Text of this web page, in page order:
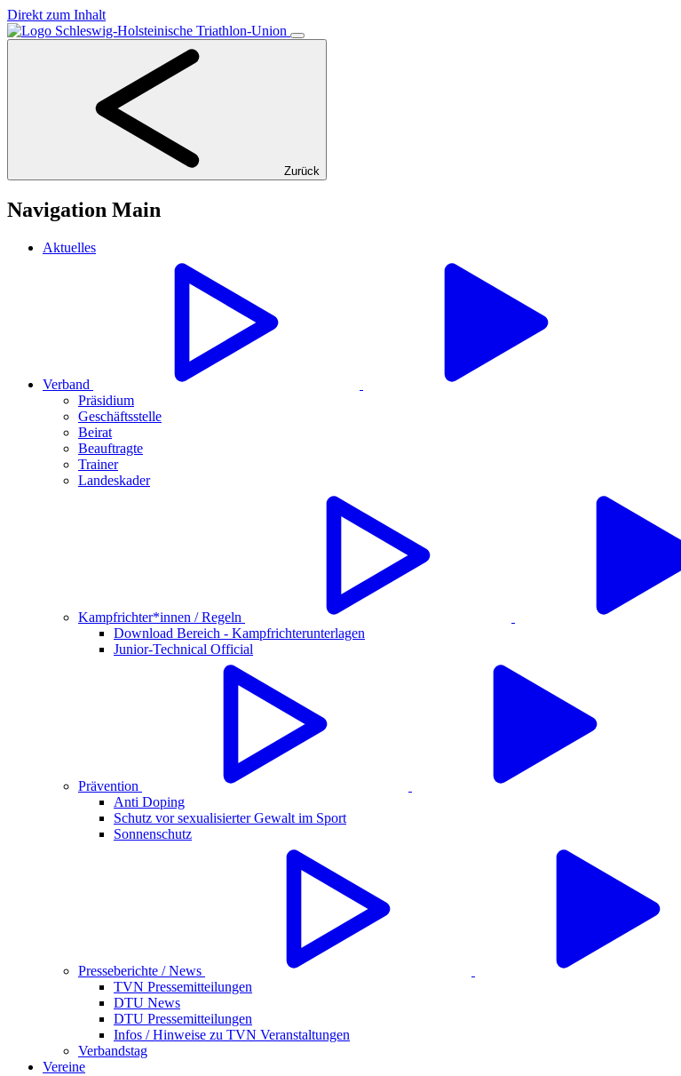
Direkt zum Inhalt
Zurück
Navigation Main
Aktuelles
Verband
Präsidium
Geschäftsstelle
Beirat
Beauftragte
Trainer
Landeskader
Kampfrichter*innen / Regeln
Download Bereich - Kampfrichterunterlagen
Junior-Technical Official
Prävention
Anti Doping
Schutz vor sexualisierter Gewalt im Sport
Sonnenschutz
Presseberichte / News
TVN Pressemitteilungen
DTU News
DTU Pressemitteilungen
Infos / Hinweise zu TVN Veranstaltungen
Verbandstag
Vereine